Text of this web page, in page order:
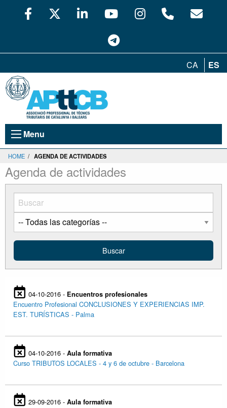
CA ES
Menu
HOME / AGENDA DE ACTIVIDADES
Agenda de actividades
04-10-2016 - Encuentros profesionales
Encuentro Profesional CONCLUSIONES Y EXPERIENCIAS IMP.
EST. TURÍSTICAS - Palma
04-10-2016 - Aula formativa
Curso TRIBUTOS LOCALES - 4 y 6 de octubre - Barcelona
29-09-2016 - Aula formativa